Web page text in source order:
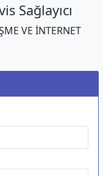
Sağlayıcı
VE İNTERNET